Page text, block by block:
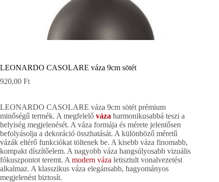
LEONARDO CASOLARE váza 9cm sötét
920,00 Ft
LEONARDO CASOLARE váza 9cm sötét prémium
minőségű termék. A megfelelő váza harmonikusabbá teszi a
helyiség megjelenését. A váza formája és mérete jelentősen
befolyásolja a dekoráció összhatását. A különböző méretű
vázák eltérő funkciókat töltenek be. A kisebb váza finomabb,
kompakt díszítőelem. A nagyobb váza hangsúlyosabb vizuális
fókuszpontot teremt. A modern váza letisztult vonalvezetést
alkalmaz. A klasszikus váza elegánsabb, hagyományos
megjelenést biztosít.